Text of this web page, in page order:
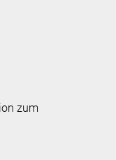
zum